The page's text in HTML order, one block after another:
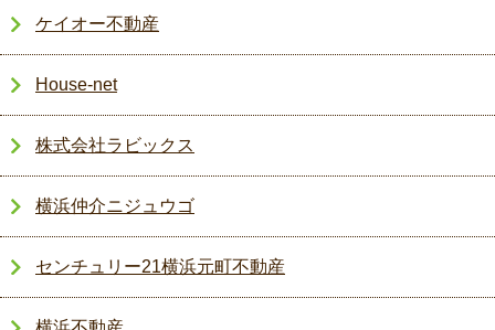
ケイオー不動産
House-net
株式会社ラビックス
横浜仲介ニジュウゴ
センチュリー21横浜元町不動産